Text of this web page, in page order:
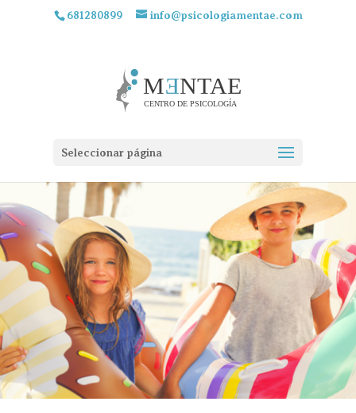
681280899 info@psicologiamentae.com
Seleccionar página